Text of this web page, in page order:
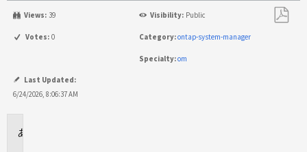
Views: 39 Visibility: Public
Votes: 0 Category:ontap-system-manager
Specialty:om
Last Updated:
6/24/2026, 8:06:37 AM